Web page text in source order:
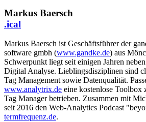
Markus Baersch
.ical
Markus Baersch ist Geschäftsführer der
software gmbh (www.gandke.de) aus
Schwerpunkt liegt seit einigen Jahren
Digital Analyse. Lieblingsdisziplinen sind
Tag Management sowie Datenqualität.
www.analytrix.de eine kostenlose
Tag Manager betrieben. Zusammen mit
seit 2016 den Web-Analytics Podcast
termfrequenz.de.